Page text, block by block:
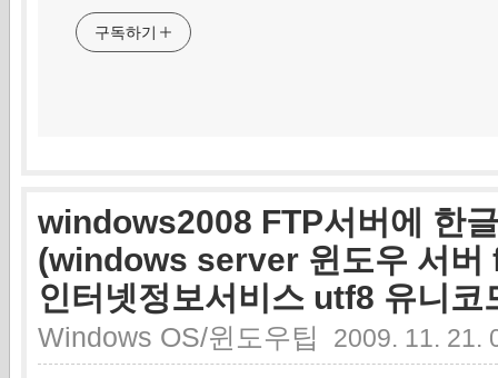
구독하기
windows2008 FTP서버에 한
(windows server 윈도우 서버
인터넷정보서비스 utf8 유니코
Windows OS/윈도우팁 2009. 11. 21.